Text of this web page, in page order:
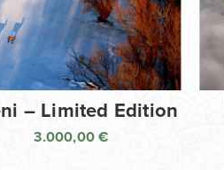
– Limited Edition
3.000,00€